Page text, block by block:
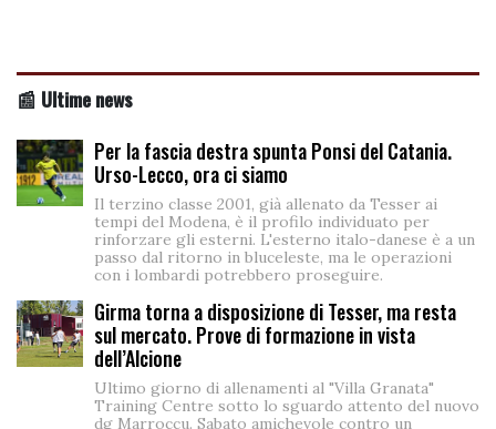
📰 Ultime news
Per la fascia destra spunta Ponsi del Catania.
Urso-Lecco, ora ci siamo
Il terzino classe 2001, già allenato da Tesser ai
tempi del Modena, è il profilo individuato per
rinforzare gli esterni. L'esterno italo-danese è a un
passo dal ritorno in bluceleste, ma le operazioni
con i lombardi potrebbero proseguire.
Girma torna a disposizione di Tesser, ma resta
sul mercato. Prove di formazione in vista
dell’Alcione
Ultimo giorno di allenamenti al "Villa Granata"
Training Centre sotto lo sguardo attento del nuovo
dg Marroccu. Sabato amichevole contro un